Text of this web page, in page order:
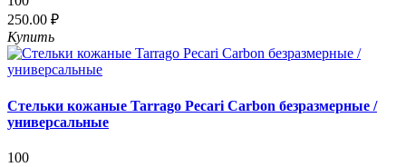
250.00 ₽
Купить
Стельки кожаные Tarrago Pecari Carbon безразмерные /
универсальные
100